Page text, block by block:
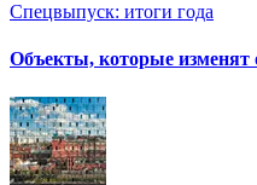
Спецвыпуск: итоги года
Объекты, которые изменят